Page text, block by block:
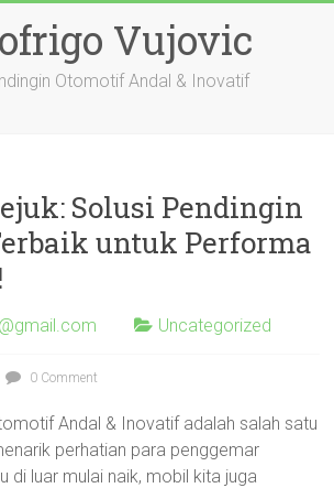
Vujovic
Otomotif Andal & Inovatif
Solusi Pendingin
untuk Performa
Uncategorized
0 Comment
Andal & Inovatif adalah salah satu
perhatian para penggemar
di luar mulai naik, mobil kita juga